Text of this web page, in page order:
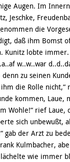
Augen. Im
Jeschke,
die
daß ihm Bomst
Kunitz lobte
w..w..war
denn zu seinen
die Rolle
kommen, Laue,
Wohle!“ rief
sich unbewußt,
gab der Arzt zu
Kulmbacher,
wie immer